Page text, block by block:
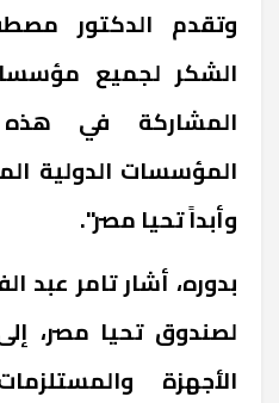
وتقدم الدكتور
الشكر لجميع
المشاركة في هذه
المؤسسات الدولية
وأبداً تحيا مصر".
بدوره، أشار تامر عبد
لصندوق تحيا مصر،
الأجهزة